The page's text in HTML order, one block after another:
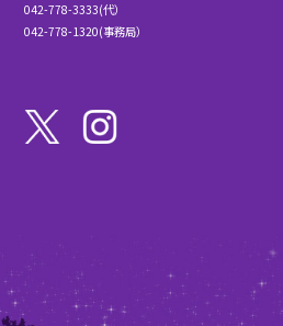
042-778-3333(代）
042-778-1320(事務局）